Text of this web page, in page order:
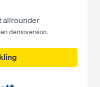
allrounder
demoversion.